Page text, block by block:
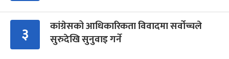
३
कांग्रेसको आधिकारिकता विवादमा सर्वोच्चले
सुरुदेखि सुनुवाइ गर्ने